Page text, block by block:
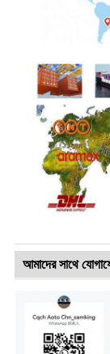
আমাদের সাথে